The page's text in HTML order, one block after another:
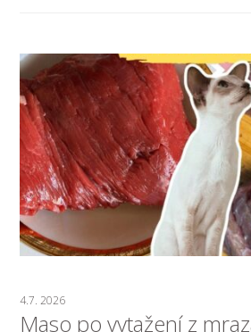
4.7. 2026
Maso po vytažení z